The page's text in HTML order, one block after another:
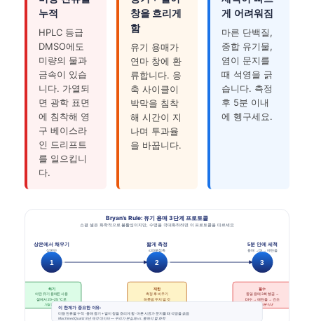
누적
HPLC 등급
DMSO에도
미량의 물과
금속이 있습
니다. 가열되
면 광학 표면
에 침착해 영
구 베이스라
인 드리프트
를 일으킵니
다.
창을 흐리게
함
유기 용매가
연마 창에 환
류합니다. 응
축 사이클이
박막을 침착
해 시간이 지
나며 투과율
을 바꿉니다.
게 어려워짐
마른 단백질,
중합 유기물,
염이 문지를
때 석영을 긁
습니다. 측정
후 5분 이내
에 헹구세요.
Bryan’s Rule: 유기 용매 3단계 프로토콜
소결 셀은 화학적으로 불활성이지만, 수명을 극대화하려면 이 프로토콜을 따르세요
1
상온에서 채우기
상온만
하기
어떤 유기 용매든 사용
셀에서 20–25 °C로
가열 불필요
2
짧게 측정
≤30분 접촉
제한
측정 후 비우기
하룻밤 두지 말 것
3
5분 안에 세척
용매 → DI → 에탄올
필수
동일 용매 3회 헹굼 →
DI수 → 에탄올 → 건조
측정 후 5분 이내
이 한계가 중요한 이유:
미량 잔류물 누적 · 용매 증기 + 열이 창을 흐리게 함 · 마른 시료가 문지를 때 석영을 긁음
MachinedQuartz 8년 제작 데이터 — 우리가 본 실패 vs. 통해야 할 화학